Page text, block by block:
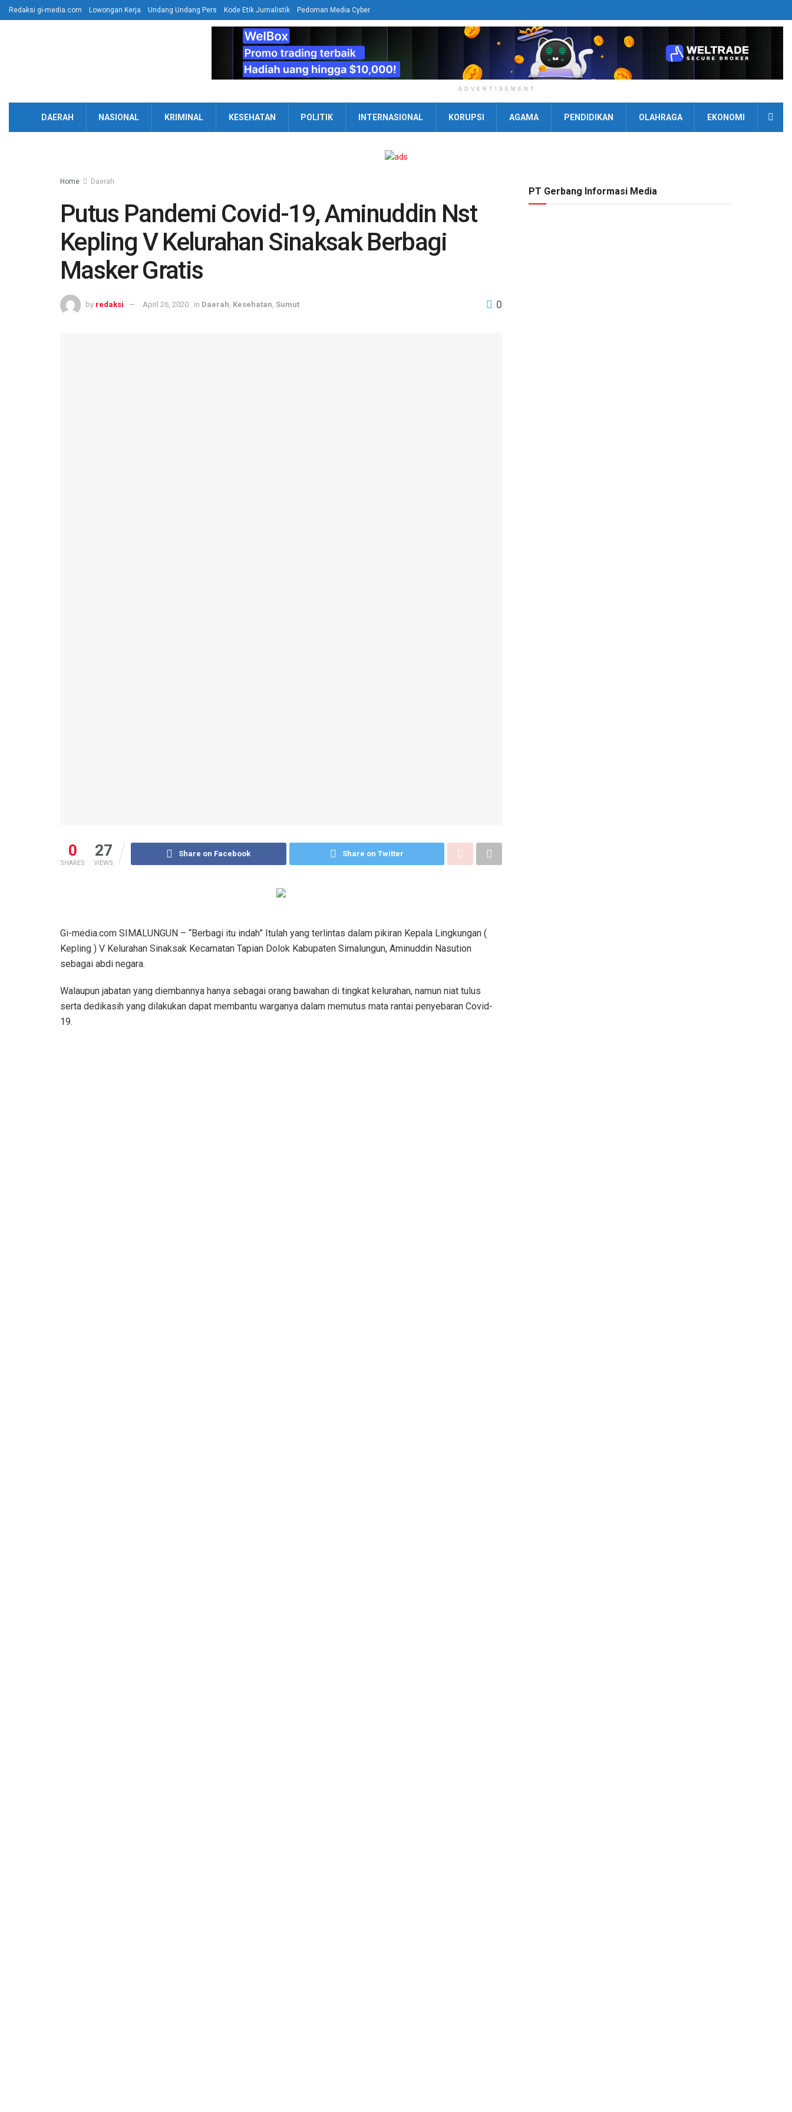
Redaksi gi-media.com Lowongan Kerja Undang Undang Pers Kode Etik Jurnalistik Pedoman Media Cyber
ADVERTISEMENT
DAERAH NASIONAL KRIMINAL KESEHATAN POLITIK INTERNASIONAL KORUPSI AGAMA PENDIDIKAN OLAHRAGA EKONOMI
Home Daerah
Putus Pandemi Covid-19, Aminuddin Nst
Kepling V Kelurahan Sinaksak Berbagi
Masker Gratis
by redaksi April 26, 2020 in Daerah, Kesehatan, Sumut 0
0
SHARES
27
VIEWS
Share on Facebook Share on Twitter
Gi-media.com SIMALUNGUN – “Berbagi itu indah” Itulah yang terlintas dalam pikiran Kepala Lingkungan (
Kepling ) V Kelurahan Sinaksak Kecamatan Tapian Dolok Kabupaten Simalungun, Aminuddin Nasution
sebagai abdi negara.
Walaupun jabatan yang diembannya hanya sebagai orang bawahan di tingkat kelurahan, namun niat tulus
serta dedikasih yang dilakukan dapat membantu warganya dalam memutus mata rantai penyebaran Covid-
19.
PT Gerbang Informasi Media